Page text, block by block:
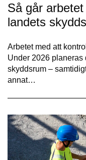
Så går
landets
Arbetet med att
Under 2026 planeras
skyddsrum –
annat…